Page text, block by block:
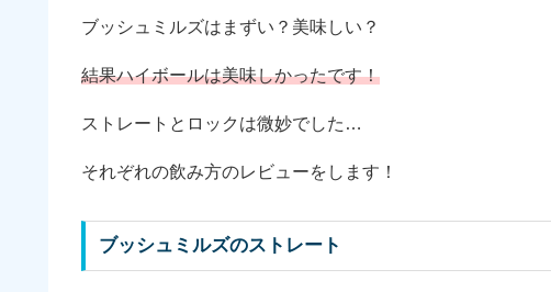
ブッシュミルズはまずい？美味しい？
結果ハイボールは美味しかったです！
ストレートとロックは微妙でした…
それぞれの飲み方のレビューをします！
ブッシュミルズのストレート